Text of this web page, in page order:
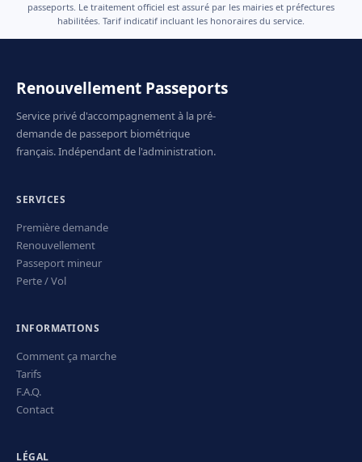
passeports. Le traitement officiel est assuré par les mairies et préfectures
habilitées. Tarif indicatif incluant les honoraires du service.
Renouvellement Passeports
Service privé d'accompagnement à la pré-
demande de passeport biométrique
français. Indépendant de l'administration.
SERVICES
Première demande
Renouvellement
Passeport mineur
Perte / Vol
INFORMATIONS
Comment ça marche
Tarifs
F.A.Q.
Contact
LÉGAL